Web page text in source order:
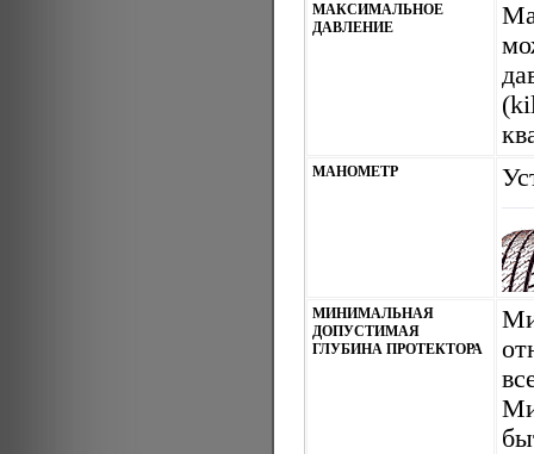
МАКСИМАЛЬНОЕ
ДАВЛЕНИЕ
МАНОМЕТР
МИНИМАЛЬНАЯ
ДОПУСТИМАЯ
ГЛУБИНА ПРОТЕКТОРА